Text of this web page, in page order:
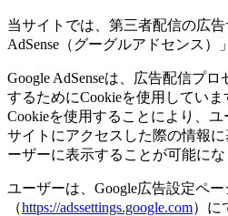
当サイトでは、第三者配信の広
AdSense（グーグルアドセンス）
Google AdSenseは、広告配信プ
するためにCookieを使用していま
Cookieを使用することにより、
サイトにアクセスした際の情報
ーザーに表示することが可能にな
ユーザーは、Google広告設定ペー
（https://adssettings.google.com）に